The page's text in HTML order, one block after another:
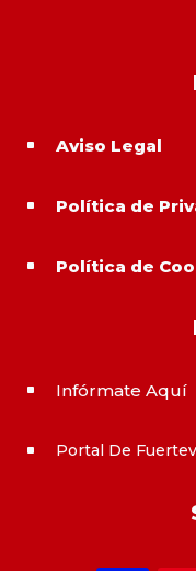
^ Aviso Legal
^ Política de
^ Política de
^ Infórmate Aquí
^ Portal De